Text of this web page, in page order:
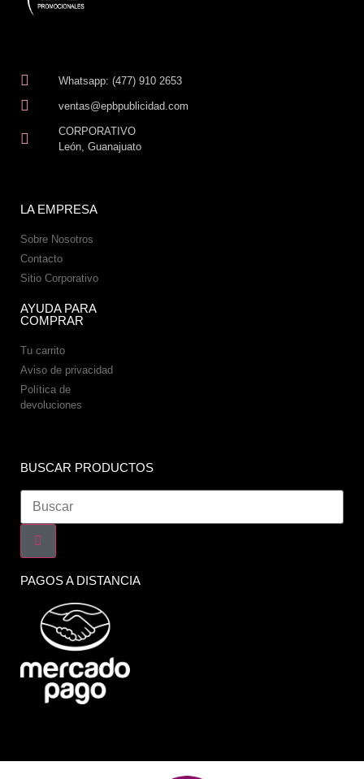
Whatsapp: (477) 910 2653
ventas@epbpublicidad.com
CORPORATIVO
León, Guanajuato
LA EMPRESA
Sobre Nosotros
Contacto
Sitio Corporativo
AYUDA PARA
COMPRAR
Tu carrito
Aviso de privacidad
Política de
devoluciones
BUSCAR PRODUCTOS
PAGOS A DISTANCIA